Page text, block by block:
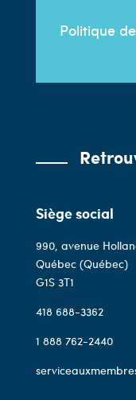
Politique
Siège social
990, avenue
Québec (Québec)
G1S 3T1
418 688-3362
1 888 762-2440